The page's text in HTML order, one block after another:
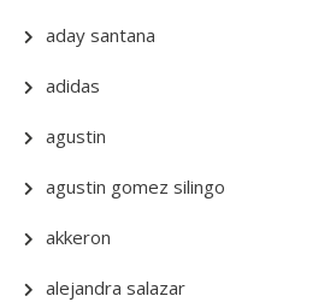
aday santana
adidas
agustin
agustin gomez silingo
akkeron
alejandra salazar